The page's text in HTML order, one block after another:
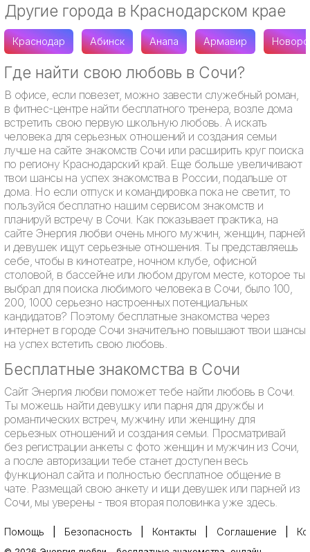
Другие города в Краснодарском крае
Краснодар Абинск Анапа Армавир
Где найти свою любовь в Сочи?
В офисе, если повезет, можно завести служебный роман,
в фитнес-центре найти бесплатного тренера, возле дома
встретить свою первую школьную любовь. А искать
человека для серьезных отношений и создания семьи
лучше на сайте знакомств Сочи или расширить круг поиска
по региону Краснодарский край. Еще больше увеличивают
твои шансы на успех знакомства в России, подальше от
дома. Но если отпуск и командировка пока не светит, то
пользуйся бесплатно нашим сервисом знакомств и
планируй встречу в Сочи. Как показывает практика, на
сайте Энергия любви очень много мужчин, женщин, парней
и девушек ищут серьезные отношения. Ты представляешь
себе, чтобы в кинотеатре, ночном клубе, офисной
столовой, в бассейне или любом другом месте, которое ты
выбрал для поиска любимого человека в Сочи, было 100,
200, 1000 серьезно настроенных потенциальных
кандидатов? Поэтому бесплатные знакомства через
интернет в городе Сочи значительно повышают твои шансы
на успех встетить свою любовь.
Бесплатные знакомства в Сочи
Сайт Энергия любви поможет тебе найти любовь в Сочи.
Ты можешь найти девушку или парня для дружбы и
романтических встреч, мужчину или женщину для
серьезных отношений и создания семьи. Просматривай
без регистрации анкеты с фото женщин и мужчин из Сочи,
а после авторизации тебе станет доступен весь
функционал сайта и полностью бесплатное общение в
чате. Размещай свою анкету и ищи девушек или парней из
Сочи, мы уверены - твоя вторая половинка уже здесь.
Помощь Безопасность Контакты Соглашение